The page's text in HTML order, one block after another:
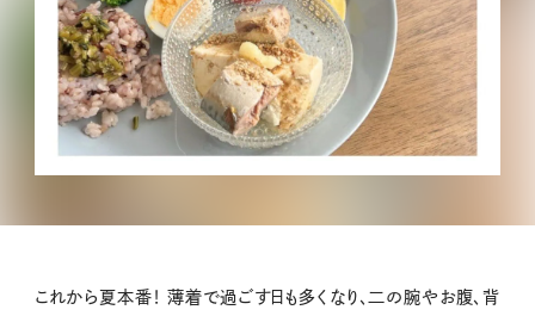
これから夏本番！ 薄着で過ごす日も多くなり、二の腕やお腹、背